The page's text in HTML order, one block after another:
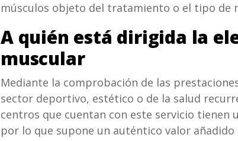
músculos objeto del tratamiento o el tipo de
A quién está dirigida la
muscular
Mediante la comprobación de las
sector deportivo, estético o de la salud
centros que cuentan con este servicio tienen
por lo que supone un auténtico valor añadido